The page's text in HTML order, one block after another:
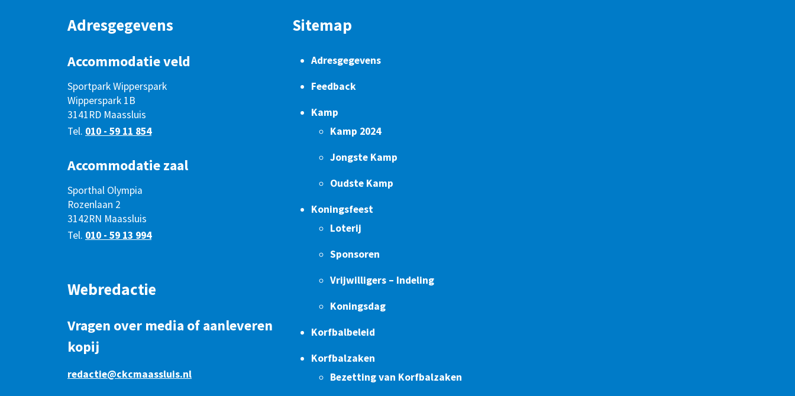
Adresgegevens
Accommodatie veld
Sportpark Wipperspark
Wipperspark 1B
3141RD Maassluis
Tel. 010 - 59 11 854
Accommodatie zaal
Sporthal Olympia
Rozenlaan 2
3142RN Maassluis
Tel. 010 - 59 13 994
Webredactie
Vragen over media of aanleveren
kopij
redactie@ckcmaassluis.nl
Sitemap
Adresgegevens
Feedback
Kamp
Kamp 2024
Jongste Kamp
Oudste Kamp
Koningsfeest
Loterij
Sponsoren
Vrijwilligers – Indeling
Koningsdag
Korfbalbeleid
Korfbalzaken
Bezetting van Korfbalzaken